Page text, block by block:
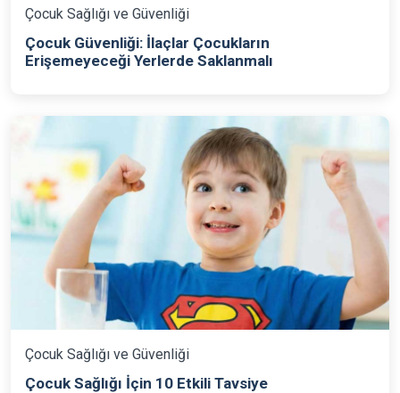
Çocuk Sağlığı ve Güvenliği
Çocuk Güvenliği: İlaçlar Çocukların
Erişemeyeceği Yerlerde Saklanmalı
Çocuk Sağlığı ve Güvenliği
Çocuk Sağlığı İçin 10 Etkili Tavsiye